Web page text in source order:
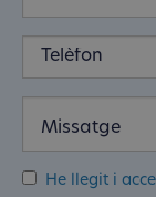
He llegit i